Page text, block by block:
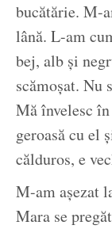
bucătărie. M-
lână. L-am
bej, alb și
scămoșat. Nu
Mă învelesc
geroasă cu el
călduros, e
M-am așezat
Mara se